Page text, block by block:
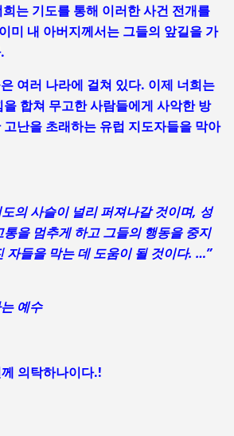
는 기도를 통해 이러한 사건 전개를
미 내 아버지께서는 그들의 앞길을 가
여러 나라에 걸쳐 있다. 이제 너희는
합쳐 무고한 사람들에게 사악한 방
난을 초래하는 유럽 지도자들을 막아
의 사슬이 널리 퍼져나갈 것이며, 성
통을 멈추게 하고 그들의 행동을 중지
자들을 막는 데 도움이 될 것이다. …”
예수
의탁하나이다.!